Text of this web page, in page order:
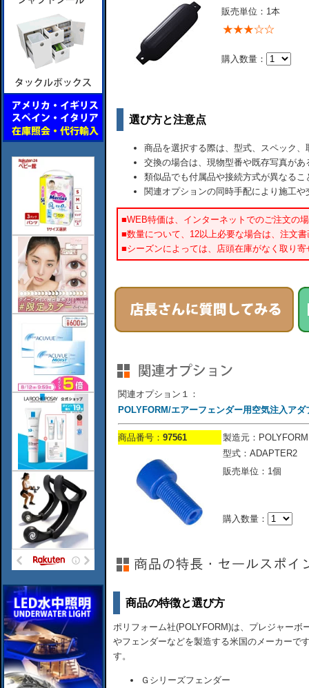
販売単位：1本
購入数量：
選び方と注意点
商品を選択する際は、型式、スペック
交換の場合は、現物型番や既存写真が
類似品でも付属品や接続方式が異なるこ
関連オプションの同時手配により施工
■WEB特価は、インターネットでのご注文の
■数量について、12以上必要な場合は、注文
■シーズンによっては、店頭在庫がなく取り
関連オプション１：
POLYFORM/エアーフェンダー用空気注入アダ
商品番号： 97561
製造元：POLYFORM
型式：ADAPTER2
販売単位：1個
購入数量：
商品の特徴と選び方
ポリフォーム社(POLYFORM)は、プレジャーボ
やフェンダーなどを製造する米国のメーカーで
す。
Ｇシリーズフェンダー